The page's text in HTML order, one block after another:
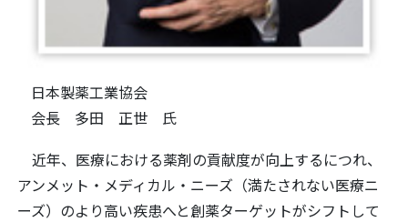
日本製薬工業協会
会長 多田 正世 氏
近年、医療における薬剤の貢献度が向上するにつれ、
アンメット・メディカル・ニーズ（満たされない医療ニ
ーズ）のより高い疾患へと創薬ターゲットがシフトして